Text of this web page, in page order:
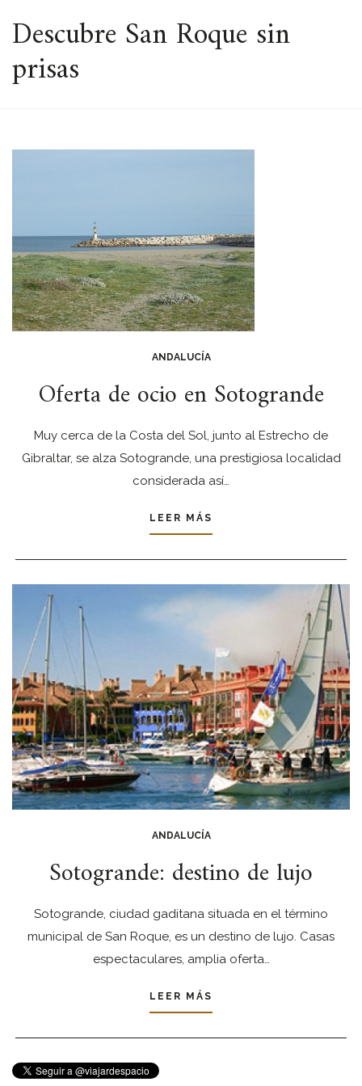
ESPACIO
Descubre San Roque sin
prisas
ANDALUCÍA
Oferta de ocio en Sotogrande
Muy cerca de la Costa del Sol, junto al Estrecho de
Gibraltar, se alza Sotogrande, una prestigiosa localidad
considerada así…
LEER MÁS
ANDALUCÍA
Sotogrande: destino de lujo
Sotogrande, ciudad gaditana situada en el término
municipal de San Roque, es un destino de lujo. Casas
espectaculares, amplia oferta…
LEER MÁS